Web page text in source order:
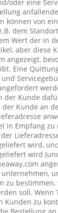
oder eine
können von
dem
Wert der in
aber diese
angezeigt,
Eine
der Kunde
der Kunde an
in Empfang
wird,
wird
zu
soll. Wenn
Kunden zu